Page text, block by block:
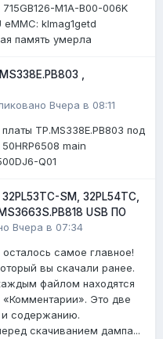
M1A-B00-006K
klmag1getd
память умерла
,
Вчера в 08:11
TP.MS338E.PB803 под
main
Q01
32PL53TC-SM, 32PL54TC,
USB ПО
Вчера в 07:34
самое главное!
вы скачали ранее.
файлом находятся
Это две
и содержанию.
скачиванием дампа...